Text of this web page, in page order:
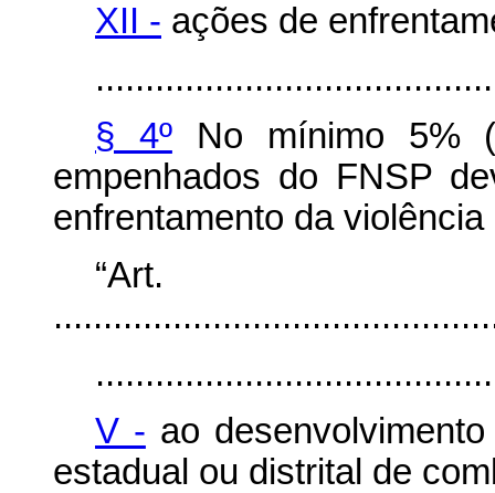
XII - ações de
§ 4ºNo mínimo 5%
empenhados do FNSP
enfrentamento da
V - ao
estadual ou distrital de